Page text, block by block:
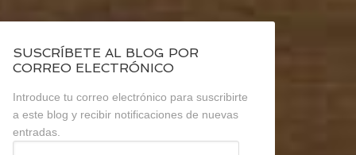
SUSCRÍBETE AL BLOG POR
CORREO ELECTRÓNICO
Introduce tu correo electrónico para suscribirte
a este blog y recibir notificaciones de nuevas
entradas.